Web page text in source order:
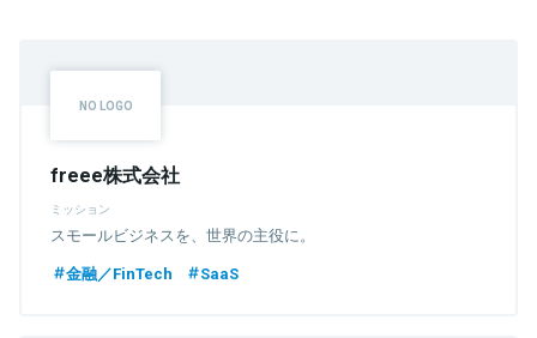
freee株式会社
ミッション
スモールビジネスを、世界の主役に。
金融／FinTech
SaaS